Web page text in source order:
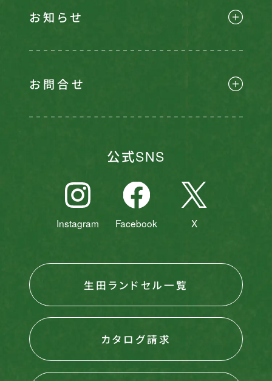
お知らせ
お問合せ
公式SNS
Instagram Facebook X
生田ランドセル一覧
カタログ請求